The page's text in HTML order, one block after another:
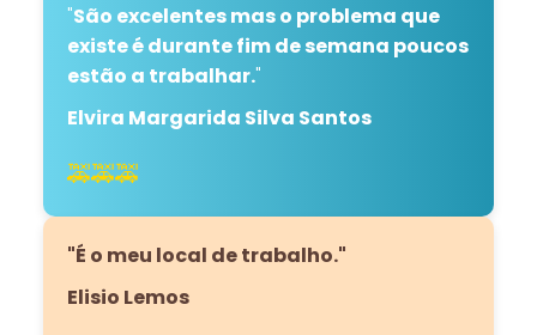
"São excelentes mas o problema que
existe é durante fim de semana poucos
estão a trabalhar."
Elvira Margarida Silva Santos
🚕🚕🚕
"É o meu local de trabalho."
Elisio Lemos